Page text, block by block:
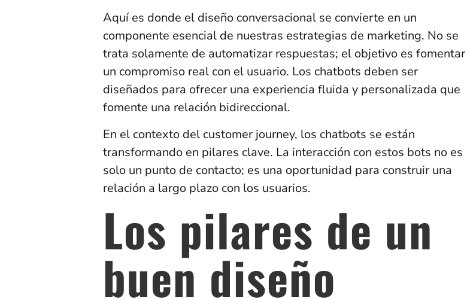
Aquí es donde el diseño conversacional se convierte en un
componente esencial de nuestras estrategias de marketing. No se
trata solamente de automatizar respuestas; el objetivo es fomentar
un compromiso real con el usuario. Los chatbots deben ser
diseñados para ofrecer una experiencia fluida y personalizada que
fomente una relación bidireccional.
En el contexto del customer journey, los chatbots se están
transformando en pilares clave. La interacción con estos bots no es
solo un punto de contacto; es una oportunidad para construir una
relación a largo plazo con los usuarios.
Los pilares de un
buen diseño